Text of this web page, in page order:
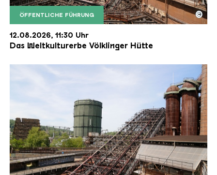
ÖFFENTLICHE FÜHRUNG
Der Erzschrägaufzug der Völklinger Hütte mit
Copyright: Weltkulturerbe Völklinger Hütte | Karl
©
12.08.2026, 11:30 Uhr
Das Weltkulturerbe Völklinger Hütte